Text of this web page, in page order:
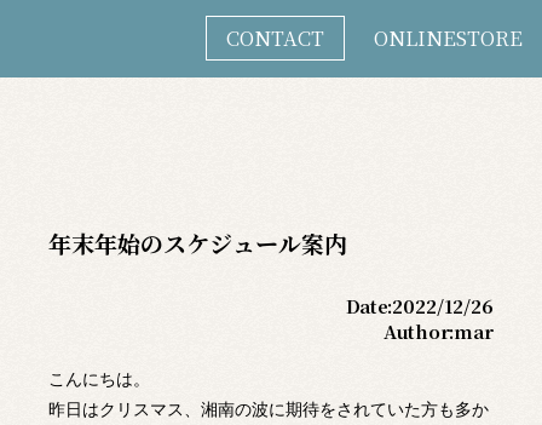
CONTACT
ONLINESTORE
年末年始のスケジュール案内
Date:2022/12/26
Author:mar
こんにちは。
昨日はクリスマス、湘南の波に期待をされていた方も多か